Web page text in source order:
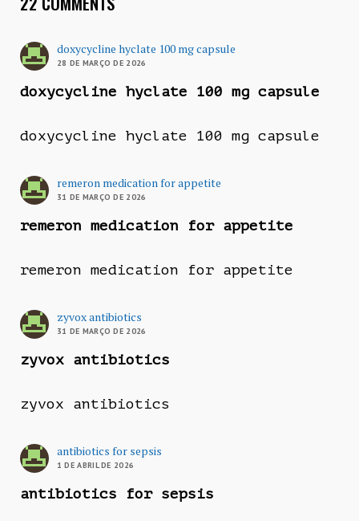
doxycycline hyclate 100 mg capsule
28 DE MARÇO DE 2026
doxycycline hyclate 100 mg capsule
doxycycline hyclate 100 mg capsule
remeron medication for appetite
31 DE MARÇO DE 2026
remeron medication for appetite
remeron medication for appetite
zyvox antibiotics
31 DE MARÇO DE 2026
zyvox antibiotics
zyvox antibiotics
antibiotics for sepsis
1 DE ABRIL DE 2026
antibiotics for sepsis